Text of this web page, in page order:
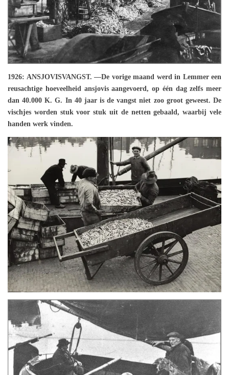
1926: ANSJOVISVANGST. —De vorige maand werd in Lemmer een
reusachtige hoeveelheid ansjovis aangevoerd, op één dag zelfs meer
dan 40.000 K. G. In 40 jaar is de vangst niet zoo groot geweest. De
vischjes worden stuk voor stuk uit de netten gebaald, waarbij vele
handen werk vinden.